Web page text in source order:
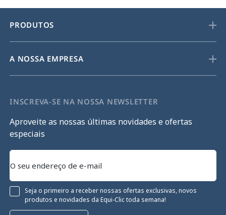
PRODUTOS
A NOSSA EMPRESA
INSCREVA-SE NA NOSSA NEWSLETTER
Aproveite as nossas últimas novidades e ofertas
especiais
Seja o primeiro a receber nossas ofertas exclusivas, novos
produtos e novidades da Equi-Clic toda semana!